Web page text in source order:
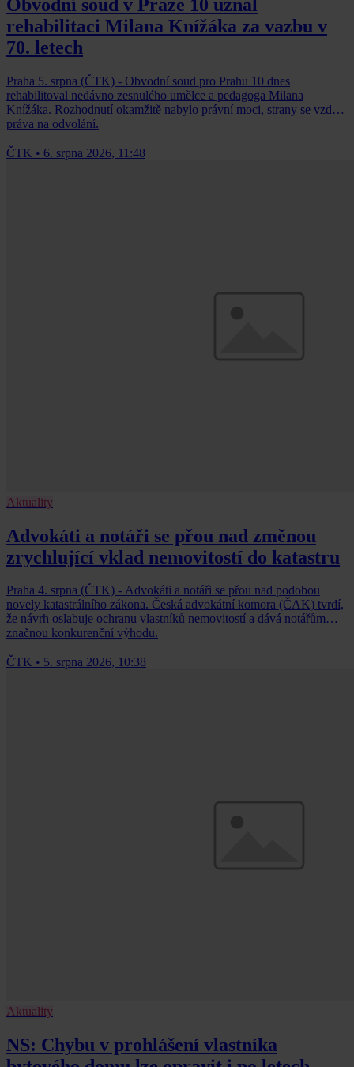
Obvodní soud v Praze 10 uznal
rehabilitaci Milana Knížáka za vazbu v
70. letech
Praha 5. srpna (ČTK) - Obvodní soud pro Prahu 10 dnes
rehabilitoval nedávno zesnulého umělce a pedagoga Milana
Knížáka. Rozhodnutí okamžitě nabylo právní moci, strany se vzdaly
práva na odvolání.
ČTK • 6. srpna 2026, 11:48
Aktuality
Advokáti a notáři se přou nad změnou
zrychlující vklad nemovitostí do katastru
Praha 4. srpna (ČTK) - Advokáti a notáři se přou nad podobou
novely katastrálního zákona. Česká advokátní komora (ČAK) tvrdí,
že návrh oslabuje ochranu vlastníků nemovitostí a dává notářům
značnou konkurenční výhodu.
ČTK • 5. srpna 2026, 10:38
Aktuality
NS: Chybu v prohlášení vlastníka